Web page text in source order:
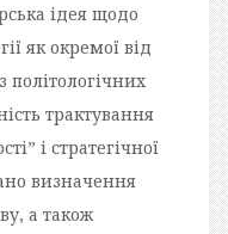
ідея щодо
як окремої від
політологічних
трактування
і стратегічної
визначення
а також